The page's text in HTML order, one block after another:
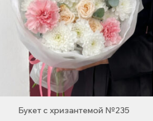
Букет с хризантемой №235